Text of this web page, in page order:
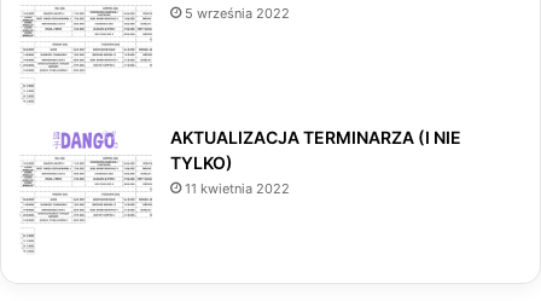
5 września 2022
AKTUALIZACJA TERMINARZA (I NIE
TYLKO)
11 kwietnia 2022